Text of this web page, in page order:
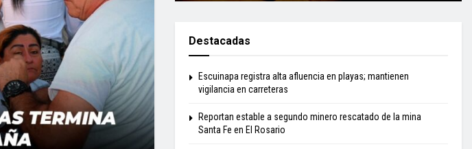
Destacadas
Escuinapa registra alta afluencia en playas; mantienen
vigilancia en carreteras
Reportan estable a segundo minero rescatado de la mina
Santa Fe en El Rosario